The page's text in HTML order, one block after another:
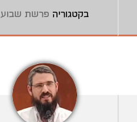
בקטגוריה פרשת שבוע